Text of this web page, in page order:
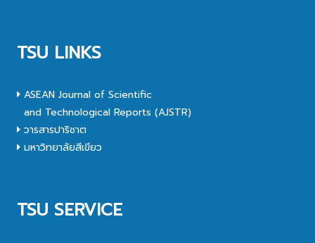
TSU LINKS
ASEAN Journal of Scientific
and Technological Reports (AJSTR)
วารสารปาริชาต
มหาวิทยาลัยสีเขียว
TSU SERVICE